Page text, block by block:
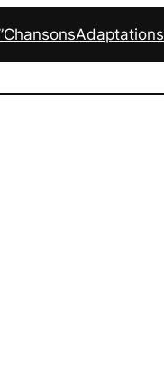
ChansonsAdaptations